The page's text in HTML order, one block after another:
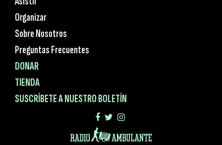
Organizar
Sobre Nosotros
Preguntas Frecuentes
DONAR
TIENDA
SUSCRÍBETE A NUESTRO BOLETÍN